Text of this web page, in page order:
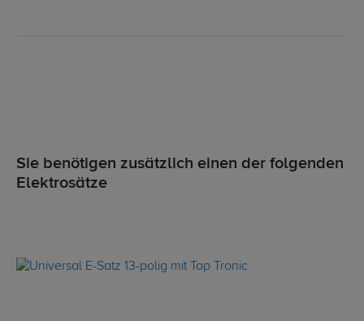
Sie benötigen zusätzlich einen der folgenden
Elektrosätze